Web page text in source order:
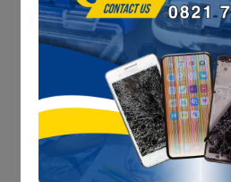
Save my name and email in
time I comment.